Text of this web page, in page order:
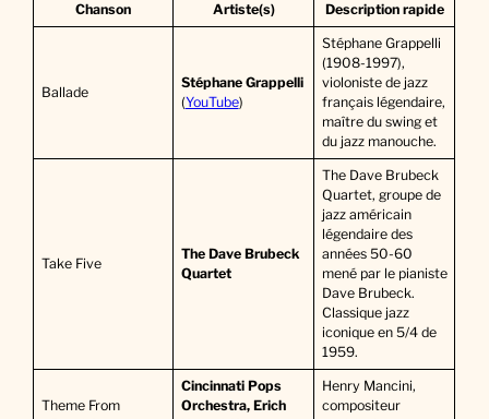
Chanson Artiste(s) Description rapide
Ballade
Stéphane Grappelli
(YouTube)
Stéphane Grappelli
(1908-1997),
violoniste de jazz
français légendaire,
maître du swing et
du jazz manouche.
Take Five
The Dave Brubeck
Quartet
The Dave Brubeck
Quartet, groupe de
jazz américain
légendaire des
années 50-60
mené par le pianiste
Dave Brubeck.
Classique jazz
iconique en 5/4 de
1959.
Theme From
Cincinnati Pops
Orchestra, Erich
Henry Mancini,
compositeur